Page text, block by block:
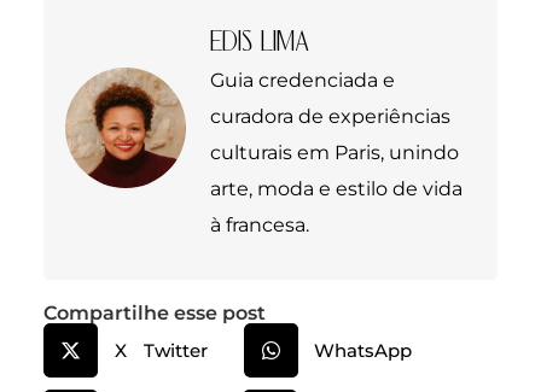
EDIS LIMA
Guia credenciada e
curadora de experiências
culturais em Paris, unindo
arte, moda e estilo de vida
à francesa.
Compartilhe esse post
X Twitter
WhatsApp